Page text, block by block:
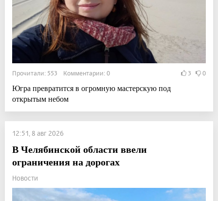
Прочитали: 553 Комментарии: 0 3 0
Югра превратится в огромную мастерскую под
открытым небом
12:51, 8 авг 2026
В Челябинской области ввели
ограничения на дорогах
Новости